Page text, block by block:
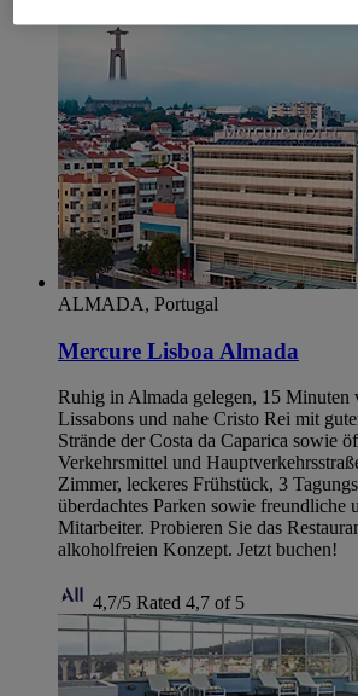
ALMADA, Portugal
Mercure Lisboa Almada
Ruhig in Almada gelegen, 15 Minuten
Lissabons und nahe Cristo Rei mit
Strände der Costa da Caparica sowie
Verkehrsmittel und
Zimmer, leckeres Frühstück, 3
überdachtes Parken sowie freundliche
Mitarbeiter. Probieren Sie das
alkoholfreien Konzept. Jetzt buchen!
4,7/5 Rated 4,7 of 5